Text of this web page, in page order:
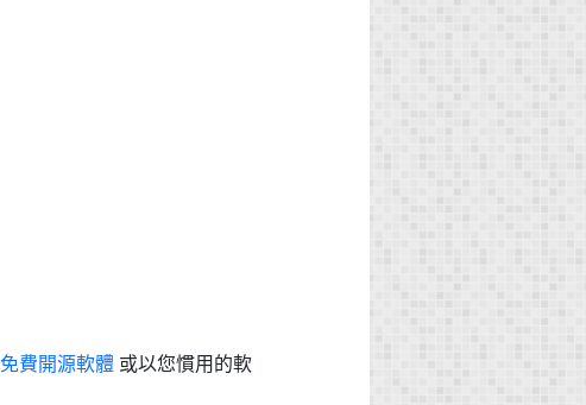
免費開源軟體 或以您慣用的軟